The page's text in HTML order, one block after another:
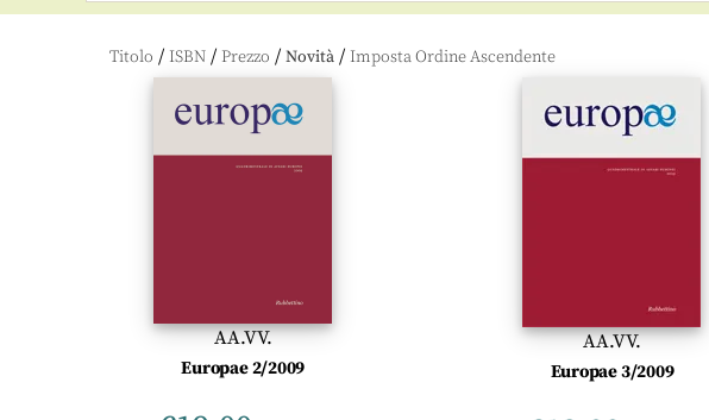
Titolo / ISBN / Prezzo / Novità /
AA.VV.
Europae 2/2009
AA.VV.
Europae 3/2009